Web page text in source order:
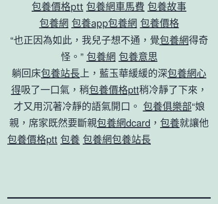
包養價格ptt 包養網車馬費 包養故事
包養網 包養app包養網 包養價格
“也正因為如此，我兒子想不通，覺包養網得奇
怪。” 包養網 包養意思
躺回床包養站長 上，藍玉華緩緩的深包養網心
得吸了一口氣，稍包養價格ptt稍冷靜了下來，
才又用沉著冷靜的語氣開口。 包養俱樂部“娘
親，席家既然要斷親包養網dcard ， 包養就讓他
包養價格ptt 包養 包養網包養站長